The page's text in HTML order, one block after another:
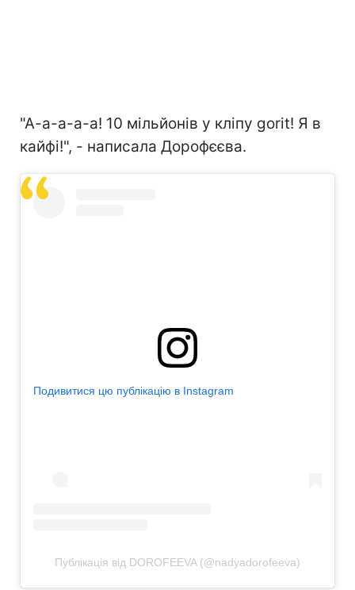
"А-а-а-а-а! 10 мільйонів у кліпу gorit! Я в
кайфі!", - написала Дорофєєва.
Подивитися цю публікацію в Instagram
Публікація від DOROFEEVA (@nadyadorofeeva)